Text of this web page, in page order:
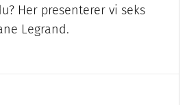
Her presenterer vi seks
Legrand.